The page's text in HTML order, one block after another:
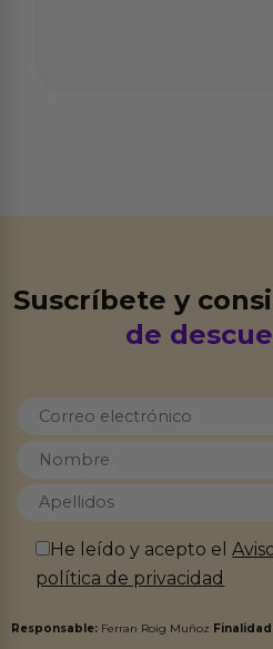
Suscríbete y
de
He leído y acepto el
política de privacidad
Responsable: Ferran Roig Muñoz